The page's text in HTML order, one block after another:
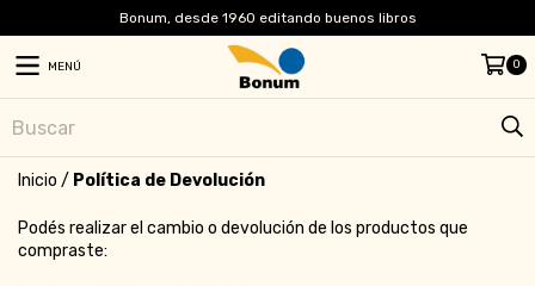
Bonum, desde 1960 editando buenos libros
MENÚ 0
Inicio / Política de Devolución
Podés realizar el cambio o devolución de los productos que
compraste: